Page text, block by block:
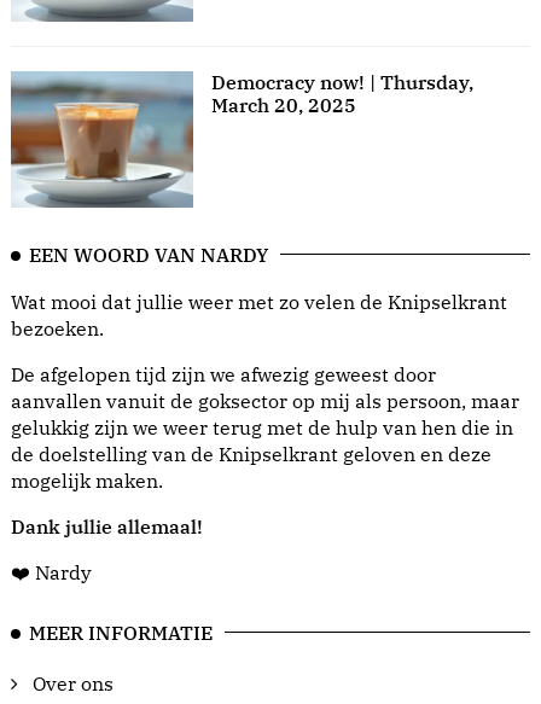
Democracy now! | Thursday,
March 20, 2025
EEN WOORD VAN NARDY
Wat mooi dat jullie weer met zo velen de Knipselkrant
bezoeken.
De afgelopen tijd zijn we afwezig geweest door
aanvallen vanuit de goksector op mij als persoon, maar
gelukkig zijn we weer terug met de hulp van hen die in
de doelstelling van de Knipselkrant geloven en deze
mogelijk maken.
Dank jullie allemaal!
❤️ Nardy
MEER INFORMATIE
Over ons